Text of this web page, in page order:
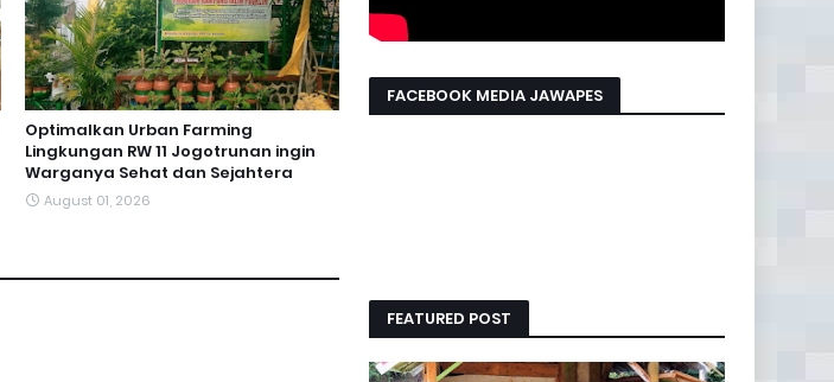
Optimalkan Urban Farming
Lingkungan RW 11 Jogotrunan ingin
Warganya Sehat dan Sejahtera
August 01, 2026
FACEBOOK MEDIA JAWAPES
FEATURED POST